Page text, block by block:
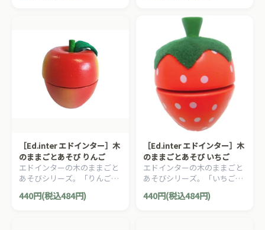
［Ed.inter エドインター］木
のままごとあそび りんご
エドインターの木のままごと
あそびシリーズ。「りんご」
440円(税込484円)
［Ed.inter エドインター］木
のままごとあそび いちご
エドインターの木のままごと
あそびシリーズ。「いちご」
440円(税込484円)